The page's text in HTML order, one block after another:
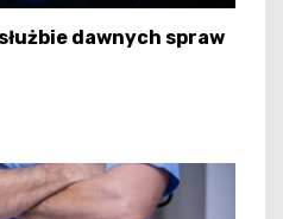
dawnych spraw